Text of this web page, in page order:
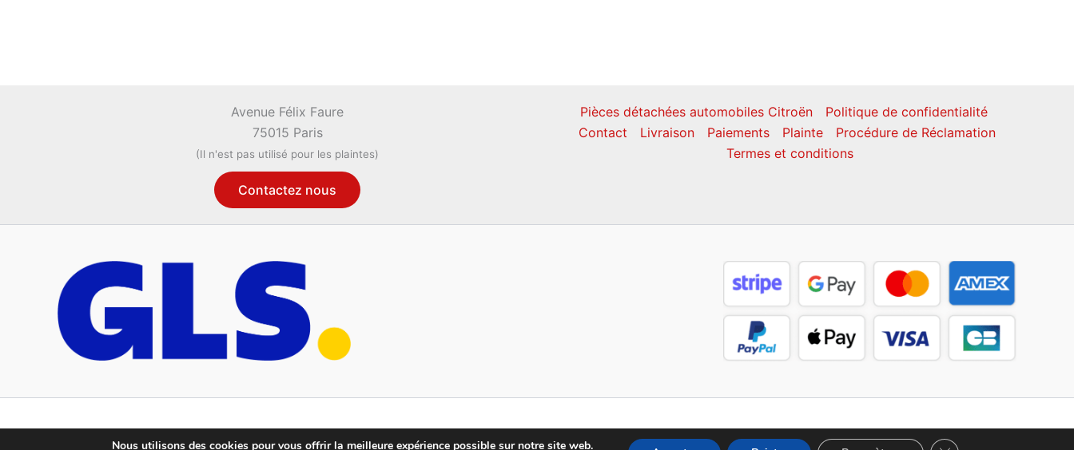
Avenue Félix Faure
75015 Paris
(Il n'est pas utilisé pour les plaintes)
Contactez nous
Pièces détachées automobiles Citroën
Politique de confidentialité
Contact
Livraison Paiements Plainte
Procédure de Réclamation
Termes et conditions
Copyright © 2026 CM Pièces Détachées
Nous utilisons des cookies pour vous offrir la meilleure expérience possible sur notre site web.